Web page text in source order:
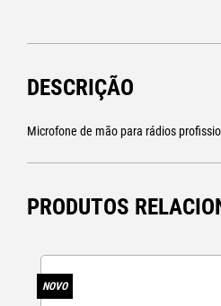
DESCRIÇÃO
Microfone de mão para rádios
PRODUTOS
NOVO